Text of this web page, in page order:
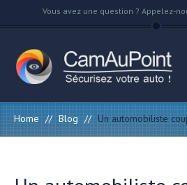
Vous avez une question ? Appelez-
Home // Blog // Un automobiliste